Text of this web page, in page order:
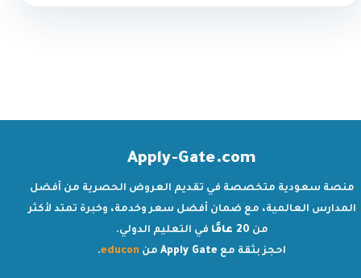
Apply-Gate.com
منصة سعودية متخصصة في تقديم العروض الحصرية من أفضل
المدارس العالمية، مع ضمان أفضل سعر وخدمة، وخبرة تمتد لأكثر
من 20 عامًا
في التعليم الدولي.
احجز بثقة مع Apply Gate من educon
.